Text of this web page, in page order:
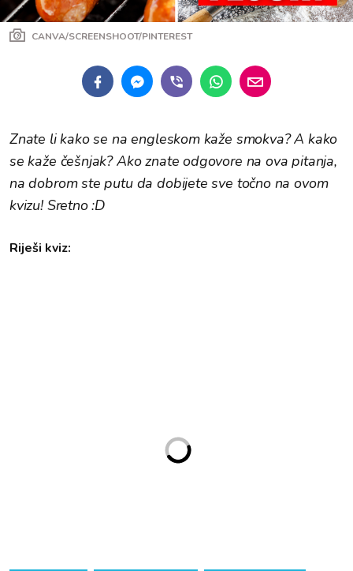
CANVA/SCREENSHOOT/PINTEREST
Znate li kako se na engleskom kaže smokva? A kako
se kaže češnjak? Ako znate odgovore na ova pitanja,
na dobrom ste putu da dobijete sve točno na ovom
kvizu! Sretno :D
Riješi kviz: